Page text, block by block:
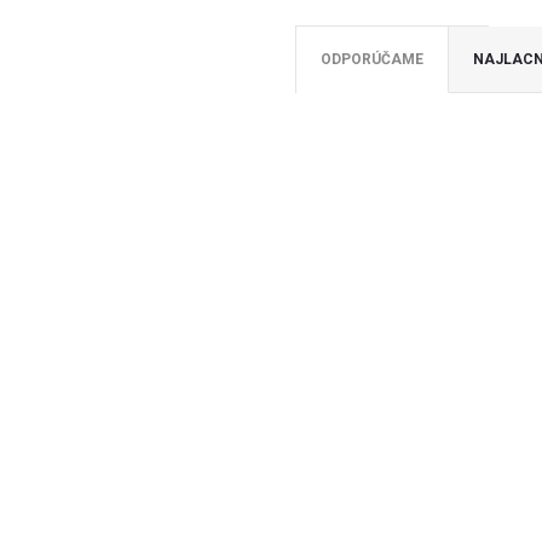
ODPORÚČAME